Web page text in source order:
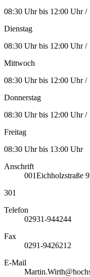
08:30 Uhr bis 12:00 Uhr
Dienstag
08:30 Uhr bis 12:00 Uhr
Mittwoch
08:30 Uhr bis 12:00 Uhr
Donnerstag
08:30 Uhr bis 12:00 Uhr
Freitag
08:30 Uhr bis 13:00 Uhr
Anschrift
001Eichholzstraße 9
301
Telefon
02931-944244
Fax
0291-9426212
E-Mail